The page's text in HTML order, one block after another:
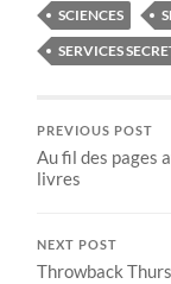
SCIENCES
SERVICES
PREVIOUS POST
Au fil des pages
livres
NEXT POST
Throwback